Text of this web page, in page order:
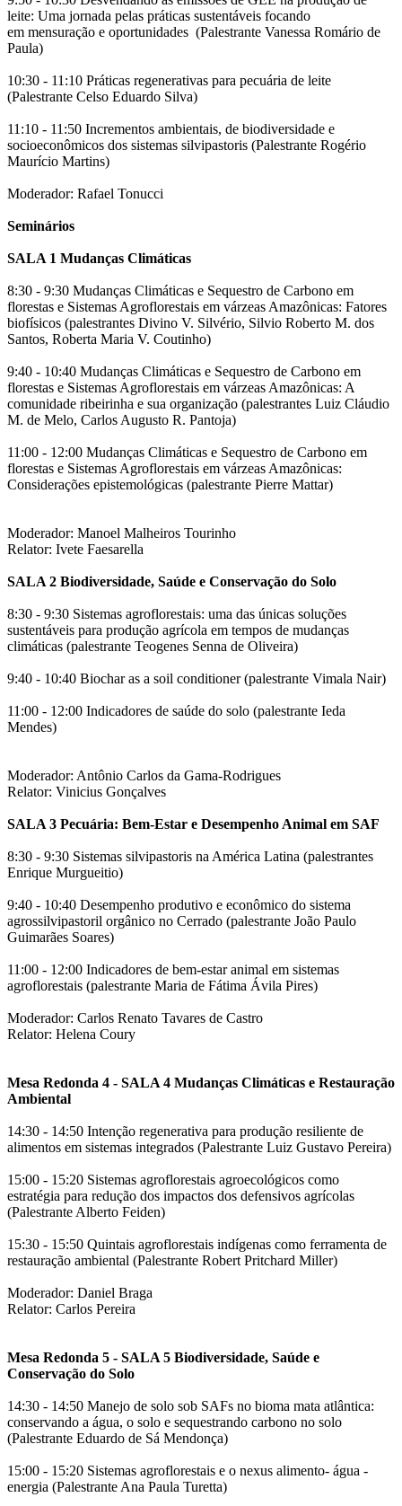
leite: Uma jornada pelas práticas sustentáveis focando
em mensuração e oportunidades (Palestrante Vanessa Romário de
Paula)
10:30 - 11:10 Práticas regenerativas para pecuária de leite
(Palestrante Celso Eduardo Silva)
11:10 - 11:50 Incrementos ambientais, de biodiversidade e
socioeconômicos dos sistemas silvipastoris (Palestrante Rogério
Maurício Martins)
Moderador: Rafael Tonucci
Seminários
SALA 1 Mudanças Climáticas
8:30 - 9:30 Mudanças Climáticas e Sequestro de Carbono em
florestas e Sistemas Agroflorestais em várzeas Amazônicas: Fatores
biofísicos (palestrantes Divino V. Silvério, Silvio Roberto M. dos
Santos, Roberta Maria V. Coutinho)
9:40 - 10:40 Mudanças Climáticas e Sequestro de Carbono em
florestas e Sistemas Agroflorestais em várzeas Amazônicas: A
comunidade ribeirinha e sua organização (palestrantes Luiz Cláudio
M. de Melo, Carlos Augusto R. Pantoja)
11:00 - 12:00 Mudanças Climáticas e Sequestro de Carbono em
florestas e Sistemas Agroflorestais em várzeas Amazônicas:
Considerações epistemológicas (palestrante Pierre Mattar)
Moderador: Manoel Malheiros Tourinho
Relator: Ivete Faesarella
SALA 2 Biodiversidade, Saúde e Conservação do Solo
8:30 - 9:30 Sistemas agroflorestais: uma das únicas soluções
sustentáveis para produção agrícola em tempos de mudanças
climáticas (palestrante Teogenes Senna de Oliveira)
9:40 - 10:40 Biochar as a soil conditioner (palestrante Vimala Nair)
11:00 - 12:00 Indicadores de saúde do solo (palestrante Ieda
Mendes)
Moderador: Antônio Carlos da Gama-Rodrigues
Relator: Vinicius Gonçalves
SALA 3 Pecuária: Bem-Estar e Desempenho Animal em SAF
8:30 - 9:30 Sistemas silvipastoris na América Latina (palestrantes
Enrique Murgueitio)
9:40 - 10:40 Desempenho produtivo e econômico do sistema
agrossilvipastoril orgânico no Cerrado (palestrante João Paulo
Guimarães Soares)
11:00 - 12:00 Indicadores de bem-estar animal em sistemas
agroflorestais (palestrante Maria de Fátima Ávila Pires)
Moderador: Carlos Renato Tavares de Castro
Relator: Helena Coury
Mesa Redonda 4 - SALA 4 Mudanças Climáticas e Restauração
Ambiental
14:30 - 14:50 Intenção regenerativa para produção resiliente de
alimentos em sistemas integrados (Palestrante Luiz Gustavo Pereira)
15:00 - 15:20 Sistemas agroflorestais agroecológicos como
estratégia para redução dos impactos dos defensivos agrícolas
(Palestrante Alberto Feiden)
15:30 - 15:50 Quintais agroflorestais indígenas como ferramenta de
restauração ambiental (Palestrante Robert Pritchard Miller)
Moderador: Daniel Braga
Relator: Carlos Pereira
Mesa Redonda 5 - SALA 5 Biodiversidade, Saúde e
Conservação do Solo
14:30 - 14:50 Manejo de solo sob SAFs no bioma mata atlântica:
conservando a água, o solo e sequestrando carbono no solo
(Palestrante Eduardo de Sá Mendonça)
15:00 - 15:20 Sistemas agroflorestais e o nexus alimento- água -
energia (Palestrante Ana Paula Turetta)